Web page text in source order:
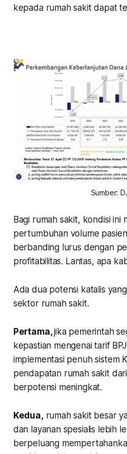
kepada rumah sakit dapat
Sumber:
Bagi rumah sakit, kondisi ini
pertumbuhan volume
berbanding lurus dengan
profitabilitas. Lantas, apa
Ada dua potensi katalis
sektor rumah sakit.
Pertama,jika pemerintah
kepastian mengenai tarif
implementasi penuh sistem
pendapatan rumah sakit
berpotensi meningkat.
Kedua,rumah sakit besar
dan layanan spesialis lebih
berpeluang